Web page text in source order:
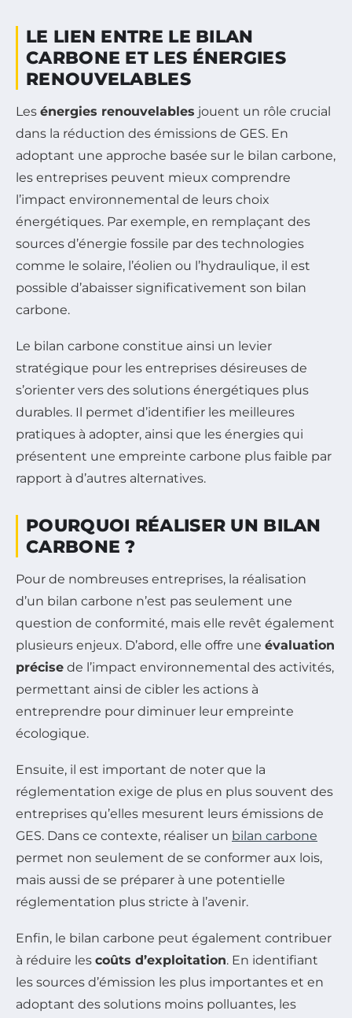
LE LIEN ENTRE LE BILAN
CARBONE ET LES ÉNERGIES
RENOUVELABLES
Les énergies renouvelables jouent un rôle crucial
dans la réduction des émissions de GES. En
adoptant une approche basée sur le bilan carbone,
les entreprises peuvent mieux comprendre
l’impact environnemental de leurs choix
énergétiques. Par exemple, en remplaçant des
sources d’énergie fossile par des technologies
comme le solaire, l’éolien ou l’hydraulique, il est
possible d’abaisser significativement son bilan
carbone.
Le bilan carbone constitue ainsi un levier
stratégique pour les entreprises désireuses de
s’orienter vers des solutions énergétiques plus
durables. Il permet d’identifier les meilleures
pratiques à adopter, ainsi que les énergies qui
présentent une empreinte carbone plus faible par
rapport à d’autres alternatives.
POURQUOI RÉALISER UN BILAN
CARBONE ?
Pour de nombreuses entreprises, la réalisation
d’un bilan carbone n’est pas seulement une
question de conformité, mais elle revêt également
plusieurs enjeux. D’abord, elle offre une évaluation
précise de l’impact environnemental des activités,
permettant ainsi de cibler les actions à
entreprendre pour diminuer leur empreinte
écologique.
Ensuite, il est important de noter que la
réglementation exige de plus en plus souvent des
entreprises qu’elles mesurent leurs émissions de
GES. Dans ce contexte, réaliser un bilan carbone
permet non seulement de se conformer aux lois,
mais aussi de se préparer à une potentielle
réglementation plus stricte à l’avenir.
Enfin, le bilan carbone peut également contribuer
à réduire les coûts d’exploitation. En identifiant
les sources d’émission les plus importantes et en
adoptant des solutions moins polluantes, les